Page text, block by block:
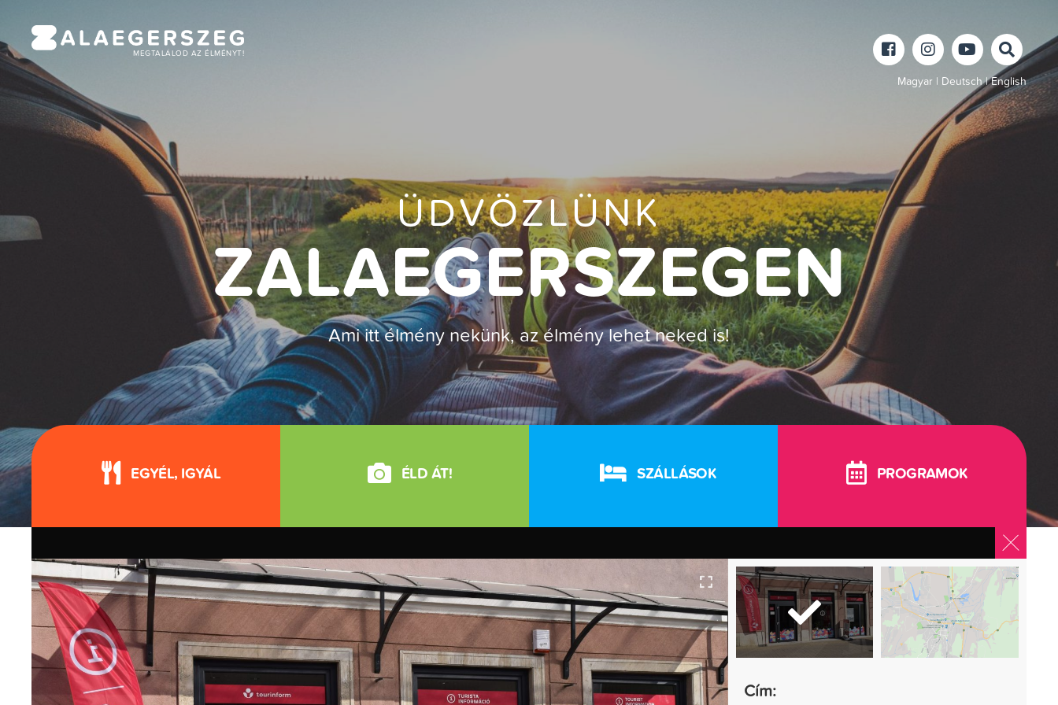
MEGTALÁLOD AZ ÉLMÉNYT!
Magyar| Deutsch|English
ÜDVÖZLÜNK
ZALAEGERSZEGEN
Ami itt élmény nekünk, az élmény lehet neked is!
EGYÉL, IGYÁL ÉLD ÁT! SZÁLLÁSOK PROGRAMOK
Cím: